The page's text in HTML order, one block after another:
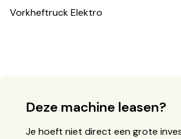
Vorkheftruck Elektro
Deze machine leasen?
Je hoeft niet direct een grote